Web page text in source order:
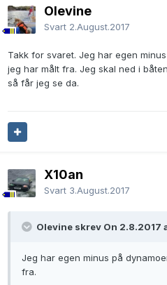
Olevine
Svart 2.August.2017
Takk for svaret. Jeg har egen
jeg har målt fra. Jeg skal ned i
så får jeg se da.
X10an
Svart 3.August.2017
Olevine skrev On 2.8.2017
Jeg har egen minus på
fra.